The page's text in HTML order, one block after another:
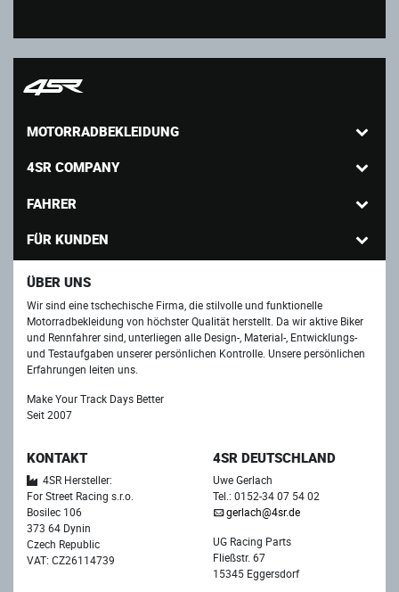
MOTORRADBEKLEIDUNG
4SR COMPANY
FAHRER
FÜR KUNDEN
ÜBER UNS
Wir sind eine tschechische Firma, die stilvolle und funktionelle
Motorradbekleidung von höchster Qualität herstellt. Da wir aktive Biker
und Rennfahrer sind, unterliegen alle Design-, Material-, Entwicklungs-
und Testaufgaben unserer persönlichen Kontrolle. Unsere persönlichen
Erfahrungen leiten uns.
Make Your Track Days Better
Seit 2007
KONTAKT
4SR Hersteller:
For Street Racing s.r.o.
Bosilec 106
373 64 Dynin
Czech Republic
VAT: CZ26114739
4SR DEUTSCHLAND
Uwe Gerlach
Tel.: 0152-34 07 54 02
gerlach@4sr.de
UG Racing Parts
Fließstr. 67
15345 Eggersdorf